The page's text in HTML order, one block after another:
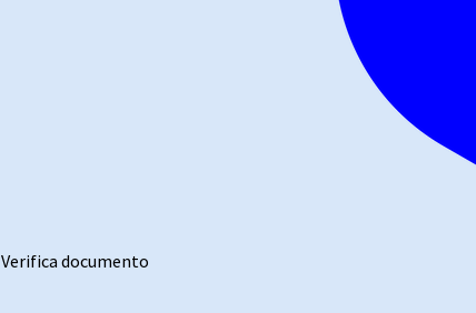
Verifica documento